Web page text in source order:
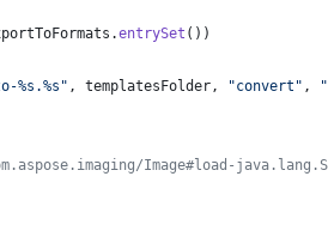
.entrySet ())
%s.%s" , templatesFolder, "convert" ,
Image#load-